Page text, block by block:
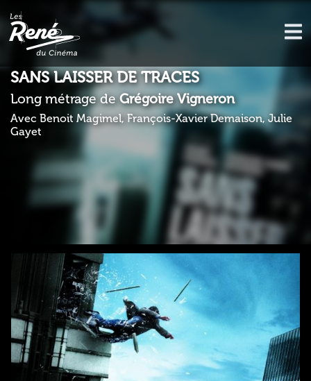
SANS LAISSER DE TRACES
Long métrage deGrégoire Vigneron
Avec Benoit Magimel, François-Xavier Demaison, Julie
Gayet